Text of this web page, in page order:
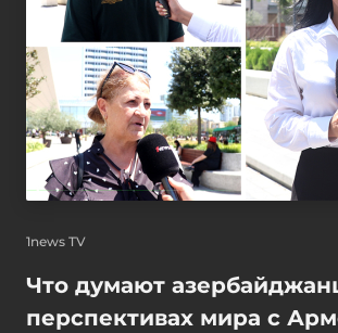
1news TV
Что думают
перспективах мира с